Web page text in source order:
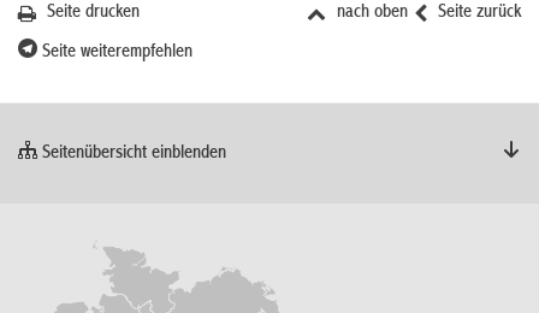
Seite zurück
nach oben
Seite drucken
Seite weiterempfehlen
Seitenübersicht einblenden